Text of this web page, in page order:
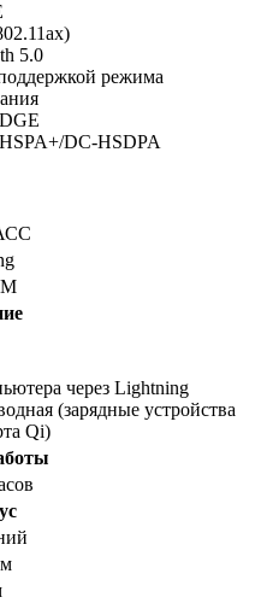
5.0
режима
​DC-HSDPA
через Lightning
(зарядные устройства
Qi)